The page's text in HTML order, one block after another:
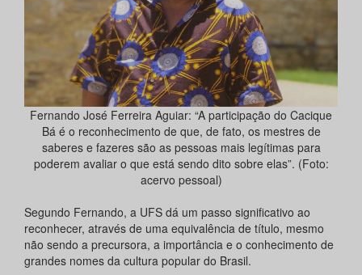
Fernando José Ferreira Aguiar: “A participação do Cacique
Bá é o reconhecimento de que, de fato, os mestres de
saberes e fazeres são as pessoas mais legítimas para
poderem avaliar o que está sendo dito sobre elas”. (Foto:
acervo pessoal)
Segundo Fernando, a UFS dá um passo significativo ao
reconhecer, através de uma equivalência de título, mesmo
não sendo a precursora, a importância e o conhecimento de
grandes nomes da cultura popular do Brasil.